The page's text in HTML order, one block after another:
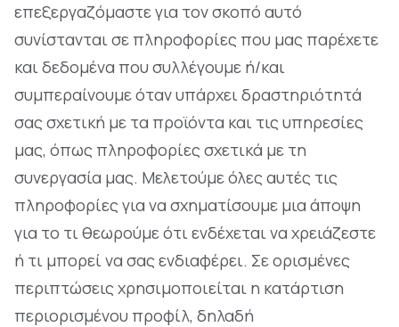
επεξεργαζόμαστε για τον σκοπό αυτό
συνίστανται σε πληροφορίες που μας παρέχετε
και δεδομένα που συλλέγουμε ή/και
συμπεραίνουμε όταν υπάρχει δραστηριότητά
σας σχετική με τα προϊόντα και τις υπηρεσίες
μας, όπως πληροφορίες σχετικά με τη
συνεργασία μας. Μελετούμε όλες αυτές τις
πληροφορίες για να σχηματίσουμε μια άποψη
για το τι θεωρούμε ότι ενδέχεται να χρειάζεστε
ή τι μπορεί να σας ενδιαφέρει. Σε ορισμένες
περιπτώσεις χρησιμοποιείται η κατάρτιση
περιορισμένου προφίλ, δηλαδή